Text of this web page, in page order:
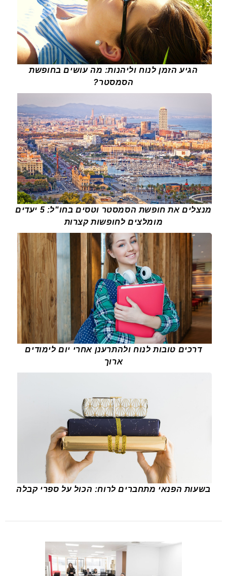
הגיע הזמן לנוח וליהנות: מה עושים בחופשת
הסמסטר?
מנצלים את חופשת הסמסטר וטסים בחו"ל: 5 יעדים
מומלצים לחופשות קצרות
דרכים טובות לנוח ולהתרענן אחרי יום לימודים
ארוך
בשעות הפנאי מתחברים לרוח: הכול על ספרי קבלה